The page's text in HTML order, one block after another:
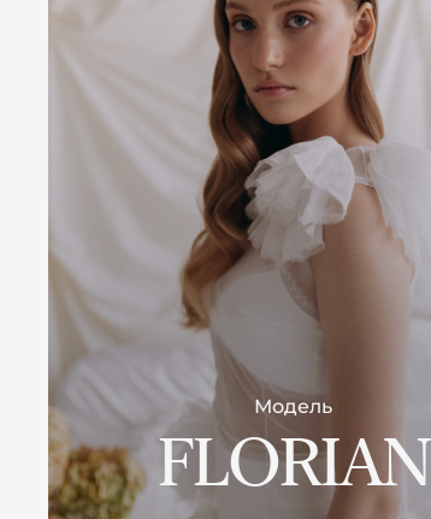
Модель
FLORIAN